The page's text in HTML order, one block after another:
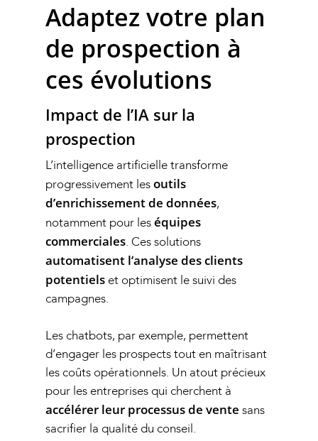
Adaptez votre plan
de prospection à
ces évolutions
Impact de l’IA sur la
prospection
L’intelligence artificielle transforme
progressivement lesoutils
d’enrichissement de données,
notamment pour leséquipes
commerciales. Ces solutions
automatisent l’analyse des clients
potentiels et optimisent le suivi des
campagnes.
Les chatbots, par exemple, permettent
d’engager les prospects tout en maîtrisant
les coûts opérationnels. Un atout précieux
pour les entreprises qui cherchent à
accélérer leur processus de vente sans
sacrifier la qualité du conseil.